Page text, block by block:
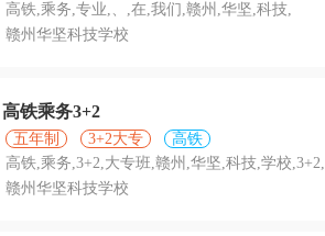
高铁,乘务,专业,、,在,我们,赣州,华坚,科技,
赣州华坚科技学校
高铁乘务3+2
五年制 3+2大专
高铁
高铁,乘务,3+2,大专班,赣州,华坚,科技,学校,3+2,
赣州华坚科技学校